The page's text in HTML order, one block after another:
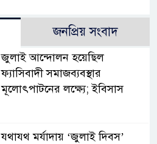
জনপ্রিয় সংবাদ
জুলাই আন্দোলন হয়েছিল
ফ্যাসিবাদী সমাজব্যবস্থার
মূলোৎপাটনের লক্ষ্যে; ইবিসাস
যথাযথ মর্যাদায় ‘জুলাই দিবস’